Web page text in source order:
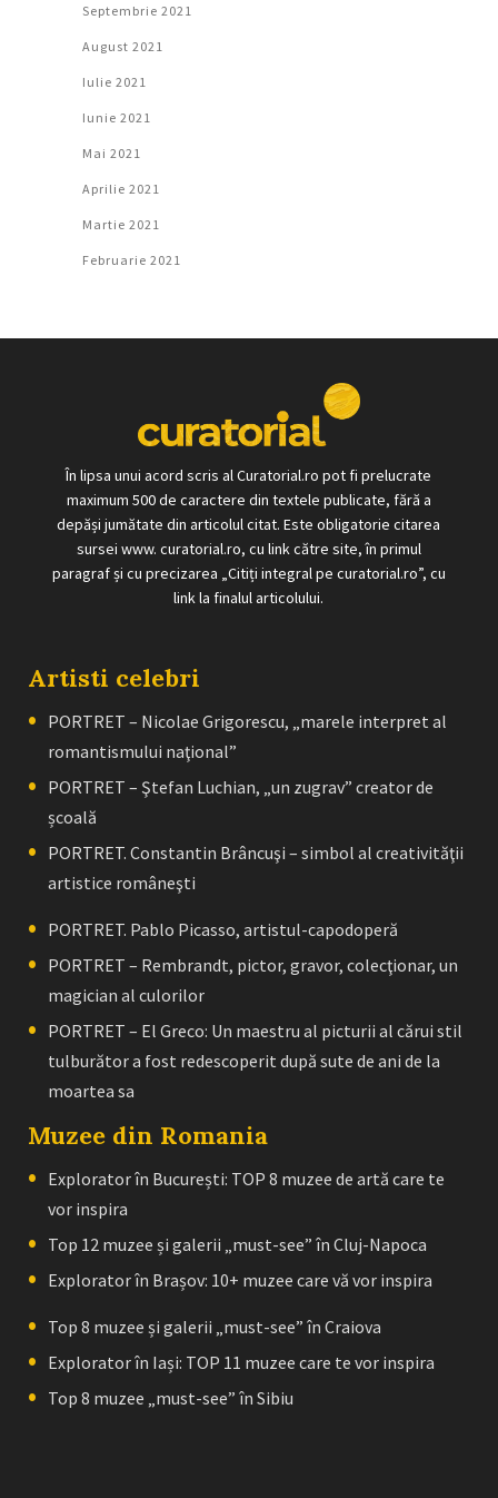
Septembrie 2021
August 2021
Iulie 2021
Iunie 2021
Mai 2021
Aprilie 2021
Martie 2021
Februarie 2021
În lipsa unui acord scris al Curatorial.ro pot fi prelucrate
maximum 500 de caractere din textele publicate, fără a
depăși jumătate din articolul citat. Este obligatorie citarea
sursei www. curatorial.ro, cu link către site, în primul
paragraf și cu precizarea „Citiți integral pe curatorial.ro”, cu
link la finalul articolului.
Artisti celebri
PORTRET – Nicolae Grigorescu, „marele interpret al
romantismului naţional”
PORTRET – Ştefan Luchian, „un zugrav” creator de
școală
PORTRET. Constantin Brâncuşi – simbol al creativităţii
artistice româneşti
PORTRET. Pablo Picasso, artistul-capodoperă
PORTRET – Rembrandt, pictor, gravor, colecţionar, un
magician al culorilor
PORTRET – El Greco: Un maestru al picturii al cărui stil
tulburător a fost redescoperit după sute de ani de la
moartea sa
Muzee din Romania
Explorator în București: TOP 8 muzee de artă care te
vor inspira
Top 12 muzee și galerii „must-see” în Cluj-Napoca
Explorator în Brașov: 10+ muzee care vă vor inspira
Top 8 muzee și galerii „must-see” în Craiova
Explorator în Iași: TOP 11 muzee care te vor inspira
Top 8 muzee „must-see” în Sibiu